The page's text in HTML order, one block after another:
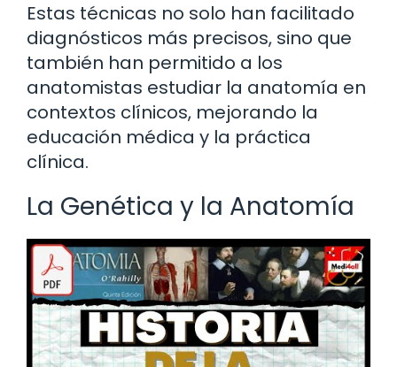
Estas técnicas no solo han facilitado
diagnósticos más precisos, sino que
también han permitido a los
anatomistas estudiar la anatomía en
contextos clínicos, mejorando la
educación médica y la práctica
clínica.
La Genética y la Anatomía